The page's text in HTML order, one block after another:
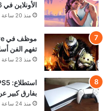
الأونلاين في GTA 6
منذ 20 ساعة
تفهم الفن
منذ 23 ساعة
بفارق كبير
منذ 24 ساعة